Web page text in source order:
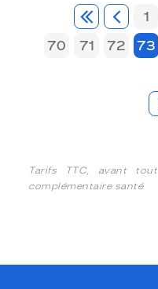
1
70
71 72 73
Tarifs TTC, avant
complémentaire santé